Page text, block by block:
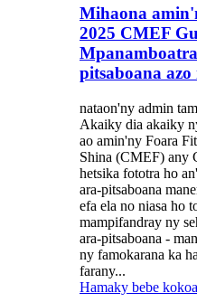
Mihaona
2025 CMEF
pitsaboana
nataon'ny admin
Akaiky dia akaiky
ao amin'ny Foara
Shina (CMEF) any
hetsika fototra ho
ara-pitsaboana
efa ela no niasa ho
mampifandray ny
ara-pitsaboana -
ny famokarana ka
farany...
Hamaky bebe kokoa